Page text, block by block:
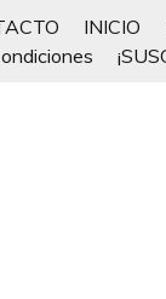
INICIO